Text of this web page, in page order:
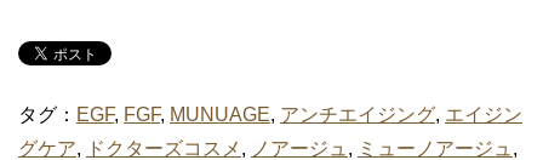
タグ： EGF, FGF, MUNUAGE, アンチエイジング, エイジン
グケア, ドクターズコスメ , ノアージュ , ミューノアージュ ,